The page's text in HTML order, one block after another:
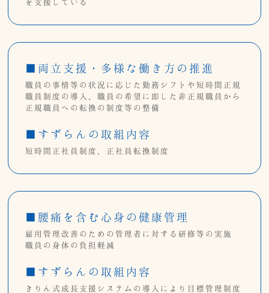
を支援している
■両立支援・多様な働き方の推進
職員の事情等の状況に応じた勤務シフトや短時間正規
職員制度の導入、職員の希望に即した非正規職員から
正規職員への転換の制度等の整備
■すずらんの取組内容
短時間正社員制度、正社員転換制度
■腰痛を含む心身の健康管理
雇用管理改善のための管理者に対する研修等の実施
職員の身体の負担軽減
■すずらんの取組内容
きりん式成長支援システムの導入により目標管理制度